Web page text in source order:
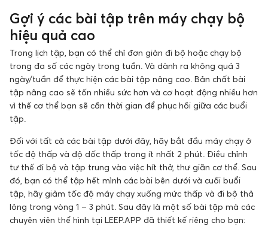
Gợi ý các bài tập trên máy chạy bộ
hiệu quả cao
Trong lịch tập, bạn có thể chỉ đơn giản đi bộ hoặc chạy bộ
trong đa số các ngày trong tuần. Và dành ra không quá 3
ngày/tuần để thực hiện các bài tập nâng cao. Bản chất bài
tập nâng cao sẽ tốn nhiều sức hơn và cơ hoạt động nhiều hơn
vì thế cơ thể bạn sẽ cần thời gian để phục hồi giữa các buổi
tập.
Đối với tất cả các bài tập dưới đây, hãy bắt đầu máy chạy ở
tốc độ thấp và độ dốc thấp trong ít nhất 2 phút. Điều chỉnh
tư thế đi bộ và tập trung vào việc hít thở, thư giãn cơ thể. Sau
đó, bạn có thể tập hết mình các bài bên dưới và cuối buổi
tập, hãy giảm tốc độ máy chạy xuống mức thấp và đi bộ thả
lỏng trong vòng 1 – 3 phút. Sau đây là một số bài tập mà các
chuyên viên thể hình tại LEEP.APP đã thiết kế riêng cho bạn: